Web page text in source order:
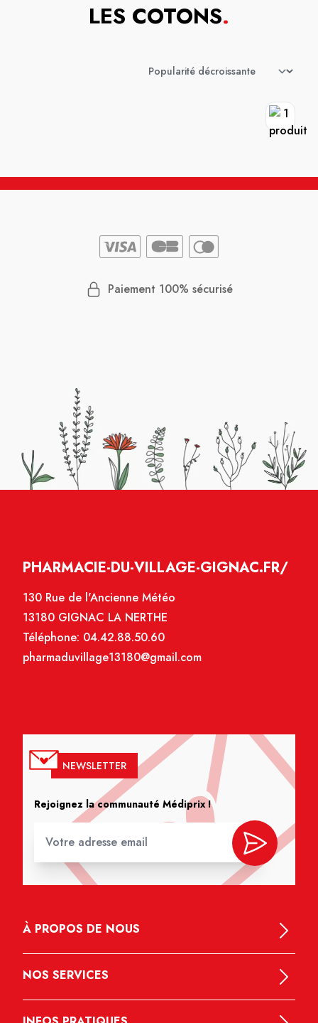
LES COTONS.
Paiement 100% sécurisé
PHARMACIE-DU-VILLAGE-GIGNAC.FR/
130 Rue de l'Ancienne Météo
13180 GIGNAC LA NERTHE
Téléphone: 04.42.88.50.60
pharmaduvillage13180@gmail.com
NEWSLETTER
Rejoignez la communauté Médiprix !
À PROPOS DE NOUS
NOS SERVICES